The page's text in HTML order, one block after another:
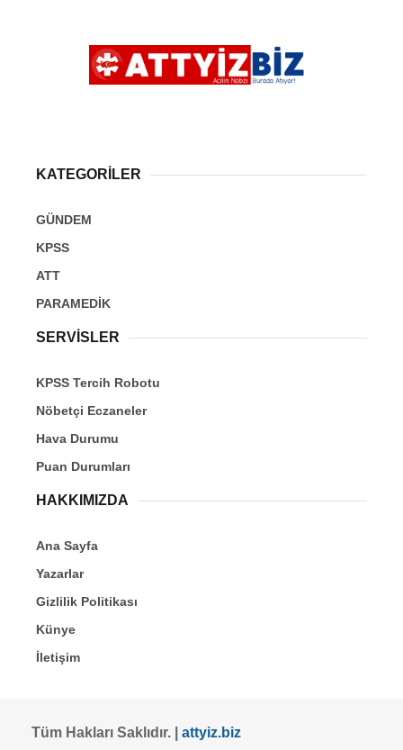
KATEGORİLER
GÜNDEM
KPSS
ATT
PARAMEDİK
SERVİSLER
KPSS Tercih Robotu
Nöbetçi Eczaneler
Hava Durumu
Puan Durumları
HAKKIMIZDA
Ana Sayfa
Yazarlar
Gizlilik Politikası
Künye
İletişim
Tüm Hakları Saklıdır. | attyiz.biz